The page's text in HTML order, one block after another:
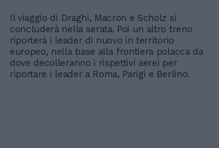
Il viaggio di Draghi, Macron e Scholz si
concluderà nella serata. Poi un altro treno
riporterà i leader di nuovo in territorio
europeo, nella base alla frontiera polacca da
dove decolleranno i rispettivi aerei per
riportare i leader a Roma, Parigi e Berlino.